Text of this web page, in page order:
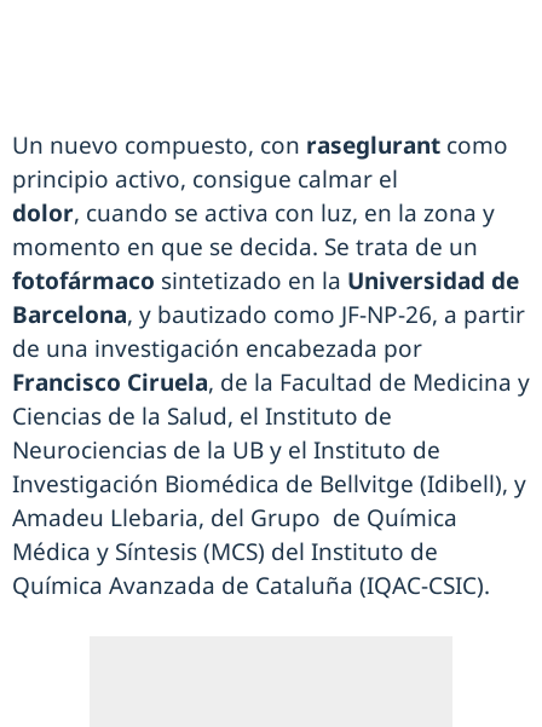
Un nuevo compuesto, con raseglurant como
principio activo, consigue calmar el
dolor, cuando se activa con luz, en la zona y
momento en que se decida. Se trata de un
fotofármaco sintetizado en la Universidad de
Barcelona, y bautizado como JF-NP-26, a partir
de una investigación encabezada por
Francisco Ciruela, de la Facultad de Medicina y
Ciencias de la Salud, ​​el Instituto de
Neurociencias de la UB y el Instituto de
Investigación Biomédica de Bellvitge (Idibell), y
Amadeu Llebaria, del Grupo de Química
Médica y Síntesis (MCS) del Instituto de
Química Avanzada de Cataluña (IQAC-CSIC).